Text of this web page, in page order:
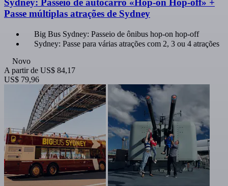
Sydney: Passeio de autocarro «Hop-on Hop-off» +
Passe múltiplas atrações de Sydney
Big Bus Sydney: Passeio de ônibus hop-on hop-off
Sydney: Passe para várias atrações com 2, 3 ou 4 atrações
Novo
A partir de US$ 84,17
US$ 79,96